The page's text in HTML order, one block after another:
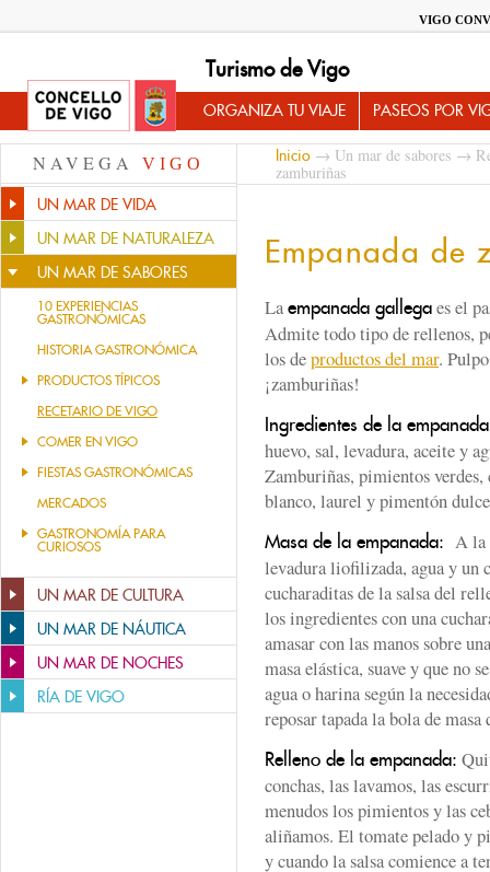
VIGO
Turismo de Vigo
ORGANIZA TU VIAJE PASEOS POR
NAVEGA VIGO
UN MAR DE VIDA
UN MAR DE NATURALEZA
UN MAR DE SABORES
10 EXPERIENCIAS
GASTRONÓMICAS
HISTORIA GASTRONÓMICA
PRODUCTOS TÍPICOS
RECETARIO DE VIGO
COMER EN VIGO
FIESTAS GASTRONÓMICAS
MERCADOS
GASTRONOMÍA PARA
CURIOSOS
UN MAR DE CULTURA
UN MAR DE NÁUTICA
UN MAR DE NOCHES
RÍA DE VIGO
Inicio → Un mar de sabores →
zamburiñas
Empanada de
Laempanada gallegaes el
Admite todo tipo de rellenos,
los deproductos del mar.
¡zamburiñas!
Ingredientes de la
huevo, sal, levadura, aceite y
Zamburiñas, pimientos
blanco, laurel y pimentón
Masa de la empanada: A la
levadura liofilizada, agua y un
cucharaditas de la salsa del
los ingredientes con una
amasar con las manos sobre
masa elástica, suave y que no
agua o harina según la
reposar tapada la bola de
Relleno de la empanada:
conchas, las lavamos, las
menudos los pimientos y las
aliñamos. El tomate pelado y
y cuando la salsa comience a